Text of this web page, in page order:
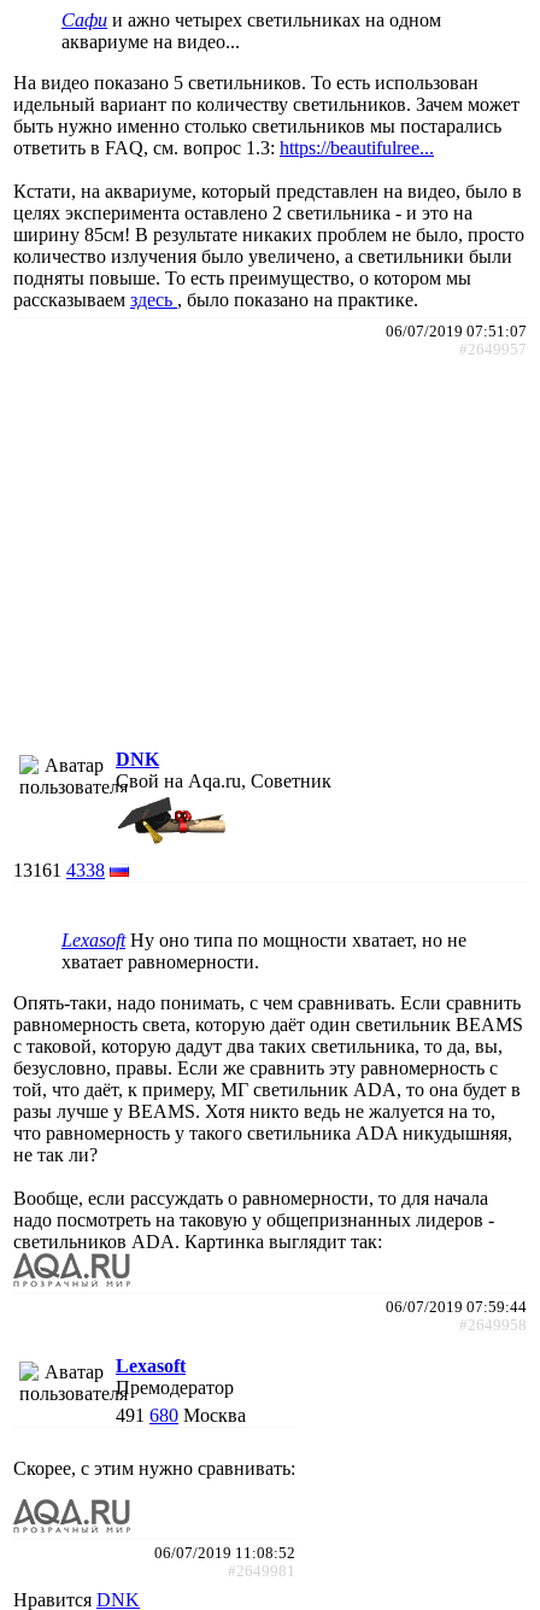
Сафи и ажно четырех светильниках на одном
аквариуме на видео...
На видео показано 5 светильников. То есть использован
идельный вариант по количеству светильников. Зачем может
быть нужно именно столько светильников мы постарались
ответить в FAQ, см. вопрос 1.3: https://beautifulree...
Кстати, на аквариуме, который представлен на видео, было в
целях эксперимента оставлено 2 светильника - и это на
ширину 85см! В результате никаких проблем не было, просто
количество излучения было увеличено, а светильники были
подняты повыше. То есть преимущество, о котором мы
рассказываем здесь , было показано на практике.
06/07/2019 07:51:07
#2649957
DNK
Свой на Aqa.ru, Советник
13161 4338
Lexasoft Ну оно типа по мощности хватает, но не
хватает равномерности.
Опять-таки, надо понимать, с чем сравнивать. Если сравнить
равномерность света, которую даёт один светильник BEAMS
с таковой, которую дадут два таких светильника, то да, вы,
безусловно, правы. Если же сравнить эту равномерность с
той, что даёт, к примеру, МГ светильник ADA, то она будет в
разы лучше у BEAMS. Хотя никто ведь не жалуется на то,
что равномерность у такого светильника ADA никудышняя,
не так ли?
Вообще, если рассуждать о равномерности, то для начала
надо посмотреть на таковую у общепризнанных лидеров -
светильников ADA. Картинка выглядит так:
06/07/2019 07:59:44
#2649958
Lexasoft
Премодератор
491 680 Москва
Скорее, с этим нужно сравнивать:
06/07/2019 11:08:52
#2649981
Нравится DNK